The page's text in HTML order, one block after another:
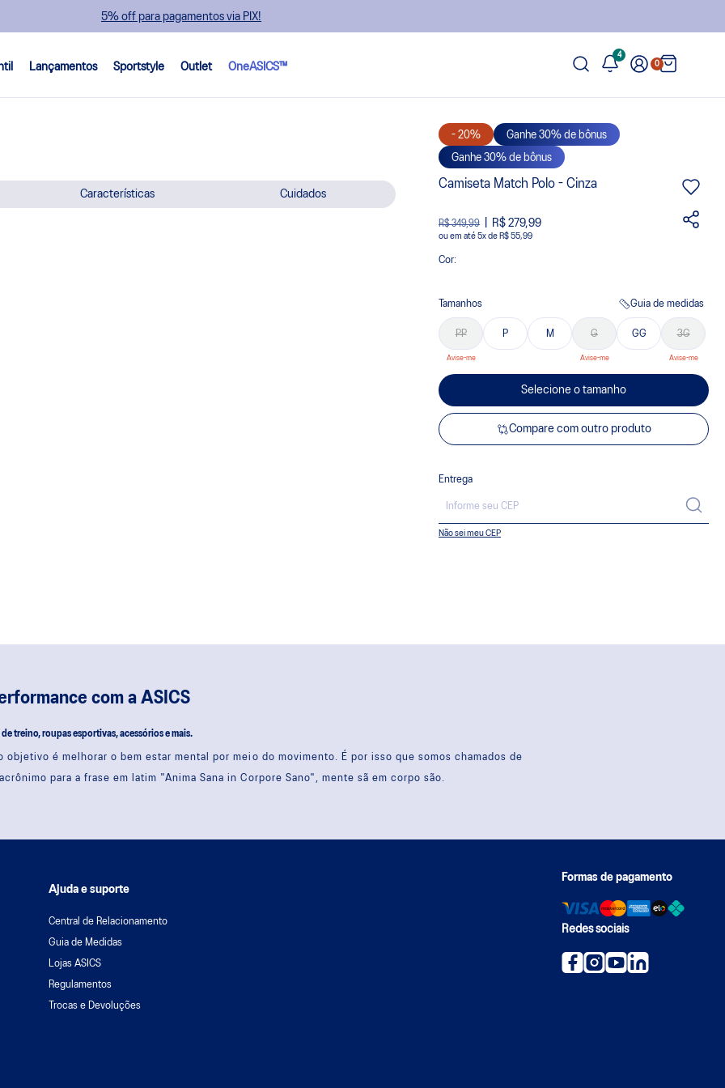
5% off para pagamentos via PIX!
Lançamentos Sportstyle Outlet OneASICS™
4
0
Características Cuidados
- 20%
Ganhe 30% de bônus
Ganhe 30% de bônus
Camiseta Match Polo - Cinza
R$ 349,99 R$ 279,99
ou 5x de R$ 55,99
Cor:
Tamanhos Guia de medidas
PP P M G GG 3G
Selecione o tamanho
Compare com outro produto
Entrega
Não sei meu CEP
com a ASICS
de treino, roupas esportivas, acessórios e mais.
objetivo é melhorar o bem estar mental por meio do movimento. É por isso que somos chamados de
para a frase em latim "Anima Sana in Corpore Sano", mente sã em corpo são.
Ajuda e suporte
Central de Relacionamento
Guia de Medidas
Lojas ASICS
Regulamentos
Trocas e Devoluções
Formas de pagamento
Redes sociais